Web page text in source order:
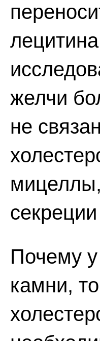
желчи
не
мицеллы,
Почему
камни,